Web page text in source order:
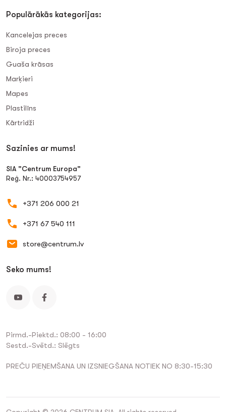
Populārākās kategorijas:
Kancelejas preces
Biroja preces
Guaša krāsas
Marķieri
Mapes
Plastilīns
Kārtridži
Sazinies ar mums!
SIA "Centrum Europa"
Reģ. Nr.: 40003754957
+371 206 000 21
+371 67 540 111
store@centrum.lv
Seko mums!
Pirmd.-Piektd.: 08:00 - 16:00
Sestd.-Svētd.: Slēgts
PREČU PIEŅEMŠANA UN IZSNIEGŠANA NOTIEK NO 8:30-15:30